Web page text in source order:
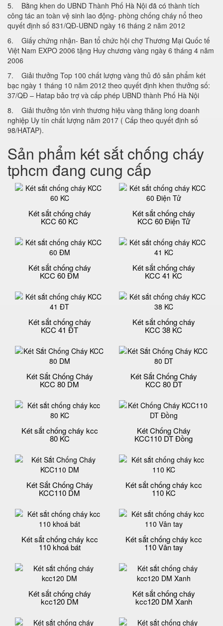
5. Bằng khen do UBND Thành Phố Hà Nội đã có thành tích
công tác an toàn vệ sinh lao động- phòng chống cháy nổ theo
quyết định số 831/QĐ-UBND ngày 16 tháng 2 năm 2012
6. Giấy chứng nhận- Ban tổ chức hội chợ Thương Mại Quốc tế
Việt Nam EXPO 2006 tặng Huy chương vàng ngày 6 tháng 4 năm
2006
7. Giải thưởng Top 100 chất lượng vàng thủ đô sản phẩm két
bạc ngày 1 tháng 10 năm 2012 theo quyết định khen thưởng số:
37/QĐ – Hatap bảo trợ và cấp phép UBND thành Phố Hà Nội
8. Giải thưởng tôn vinh thương hiệu vàng thăng long doanh
nghiệp Uy tín chất lượng năm 2017 ( Cấp theo quyết định số
98/HATAP).
Sản phẩm két sắt chống cháy
tphcm đang cung cấp
Két sắt chống cháy
KCC 60 KC
Két sắt chống cháy
KCC 60 Điện Tử
Két sắt chống cháy
KCC 60 ĐM
Két sắt chống cháy
KCC 41 KC
Két sắt chống cháy
KCC 41 ĐT
Két sắt chống cháy
KCC 38 KC
Két Sắt Chống Cháy
KCC 80 DM
Két Sắt Chống Cháy
KCC 80 DT
Két sắt chống cháy kcc
80 KC
Két Chống Cháy
KCC110 DT Đồng
Két Sắt Chống Cháy
KCC110 DM
Két sắt chống cháy kcc
110 KC
Két sắt chống cháy kcc
110 khoá bát
Két sắt chống cháy kcc
110 Vân tay
Két sắt chống cháy
kcc120 DM
Két sắt chống cháy
kcc120 DM Xanh